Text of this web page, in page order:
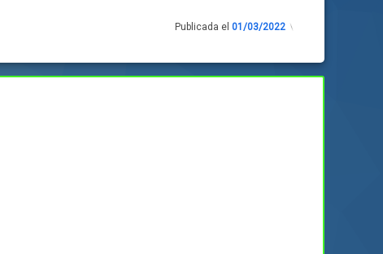
Publicada el 01/03/2022
01/03/2022